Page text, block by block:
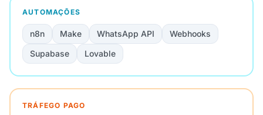
AUTOMAÇÕES
n8n Make WhatsApp API
Webhooks
Supabase
Lovable
TRÁFEGO PAGO